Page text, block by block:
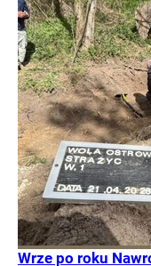
Wrze po roku